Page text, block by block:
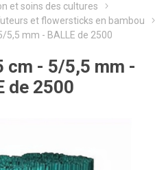
et soins des cultures
et flowersticks en bambou
5,5 mm - BALLE de 2500
cm - 5/5,5 mm -
de 2500